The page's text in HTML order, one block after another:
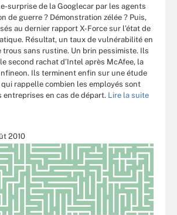
surprise de la Googlecar par les agents
de guerre ? Démonstration zélée ? Puis,
au dernier rapport X-Force sur l’état de
Résultat, un taux de vulnérabilité en
trous sans rustine. Un brin pessimiste. Ils
second rachat d’Intel après McAfee, la
Ils terminent enfin sur une étude
rappelle combien les employés sont
entreprises en cas de départ. Lire la suite
2010